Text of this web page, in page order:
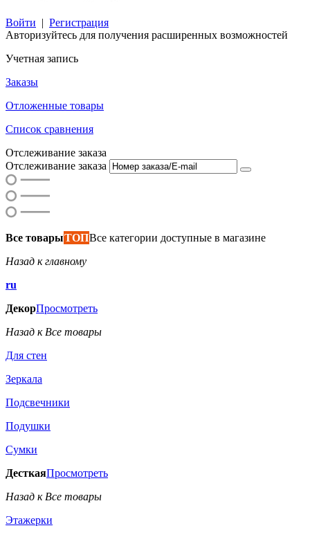
Войти | Регистрация
Авторизуйтесь для получения расширенных возможностей
Учетная запись
Заказы
Отложенные товары
Список сравнения
Отслеживание заказа
Отслеживание заказа
Все товарыТОПВсе категории доступные в магазине
Назад к главному
ru
ДекорПросмотреть
Назад к Все товары
Для стен
Зеркала
Подсвечники
Подушки
Сумки
ДесткаяПросмотреть
Назад к Все товары
Этажерки